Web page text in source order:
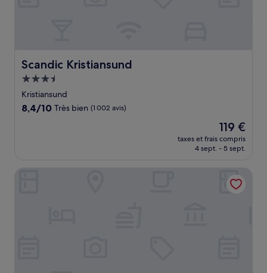
Scandic Kristiansund
Scandic Kristiansund
Hébergement
3.5 étoiles
Kristiansund
8.4
8,4/10 Très bien (1 002 avis)
Le
nouveau
prix
de
119 €
119 €
taxes et frais compris
4 sept. - 5 sept.